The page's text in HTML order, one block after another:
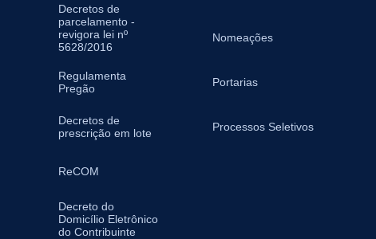
Decretos de
parcelamento -
revigora lei nº
5628/2016
Regulamenta
Pregão
Decretos de
prescrição em lote
ReCOM
Decreto do
Domicílio Eletrônico
do Contribuinte
Nomeações
Portarias
Processos Seletivos